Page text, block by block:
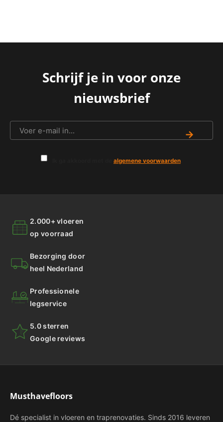
Schrijf je in voor onze
nieuwsbrief
→
algemene voorwaarden
2.000+ vloeren
op voorraad
Bezorging door
heel Nederland
Professionele
legservice
5.0 sterren
Google reviews
Musthavefloors
Dé specialist in vloeren en traprenovaties. Sinds 2016 leveren